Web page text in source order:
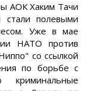
АОК Хаким Тачи
полевыми
Уже в мае
НАТО против
со ссылкой
по борьбе с